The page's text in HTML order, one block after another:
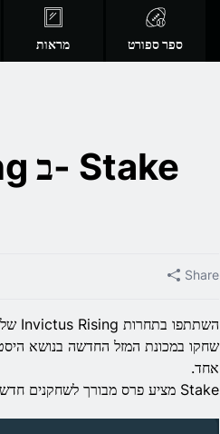
מראות ספר ספורט
Share
השתתפו בתחרות Invictus Rising של Hacksaw Gaming באתר Stake .
אחד.
Stake מציע פרס מבורך לשחקנים חדשים שנרשמים באמצעות קוד MAXBET .